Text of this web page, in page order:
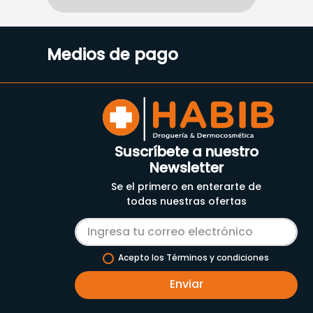
Medios de pago
Suscríbete a nuestro
Newsletter
Se el primero en enterarte de
todas nuestras ofertas
Acepto los Términos y condiciones
Enviar